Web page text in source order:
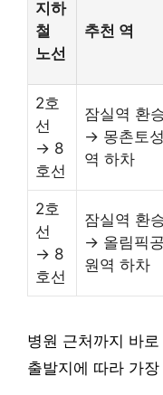
지하
철
노선
추천 역
2호
선
→ 8
호선
잠실역 환
→ 몽촌토성
역 하차
2호
선
→ 8
호선
잠실역 환
→ 올림픽공
원역 하차
병원 근처까지 바
출발지에 따라 가